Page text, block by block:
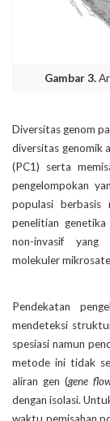
Gambar 3.
Diversitas genom
diversitas genomik
(PC1) serta
pengelompokan
populasi berbasis
penelitian genetika
non-invasif yang
molekuler
Pendekatan
mendeteksi
spesiasi namun
metode ini tidak
aliran gen (gene
dengan isolasi.